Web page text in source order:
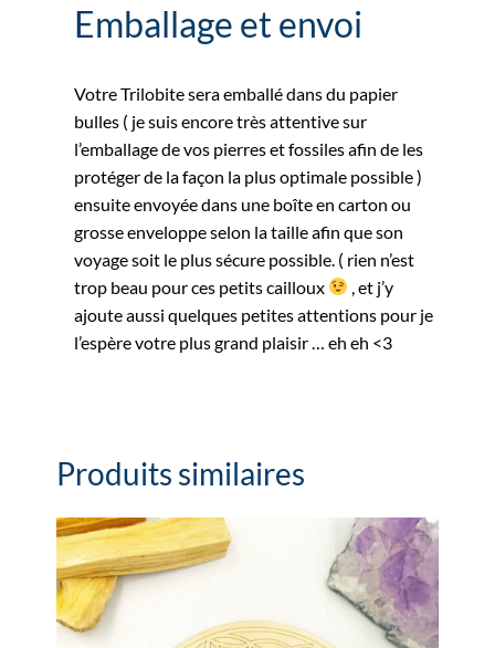
Emballage et envoi
Votre Trilobite sera emballé dans du papier
bulles ( je suis encore très attentive sur
l’emballage de vos pierres et fossiles afin de les
protéger de la façon la plus optimale possible )
ensuite envoyée dans une boîte en carton ou
grosse enveloppe selon la taille afin que son
voyage soit le plus sécure possible. ( rien n’est
trop beau pour ces petits cailloux
, et j’y
ajoute aussi quelques petites attentions pour je
l’espère votre plus grand plaisir … eh eh <3
Produits similaires